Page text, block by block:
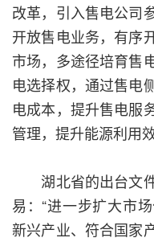
改革，引入售电公司
开放售电业务，有序
市场，多途径培育售
电选择权，通过售电
电成本，提升售电服
管理，提升能源利用
湖北省的出台文件
易：“进一步扩大市
新兴产业、符合国家